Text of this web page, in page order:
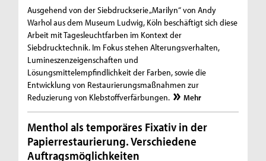
Ausgehend von der Siebdruckserie „Marilyn“ von Andy
Warhol aus dem Museum Ludwig, Köln beschäftigt sich diese
Arbeit mit Tagesleuchtfarben im Kontext der
Siebdrucktechnik. Im Fokus stehen Alterungsverhalten,
Lumineszenzeigenschaften und
Lösungsmittelempfindlichkeit der Farben, sowie die
Entwicklung von Restaurierungsmaßnahmen zur
Reduzierung von Klebstoffverfärbungen.
Mehr
Menthol als temporäres Fixativ in der
Papierrestaurierung. Verschiedene
Auftragsmöglichkeiten